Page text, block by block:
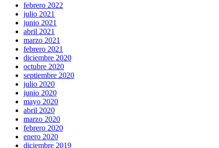
febrero 2022
julio 2021
junio 2021
abril 2021
marzo 2021
febrero 2021
diciembre 2020
octubre 2020
septiembre 2020
julio 2020
junio 2020
mayo 2020
abril 2020
marzo 2020
febrero 2020
enero 2020
diciembre 2019